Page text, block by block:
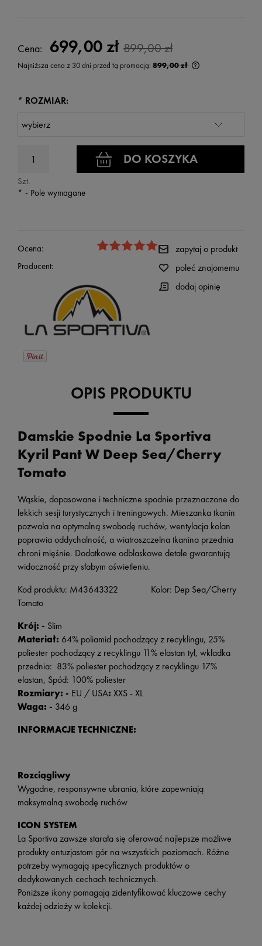
Cena: 699,00 zł 899,00 zł
Najniższa cena z 30 dni przed tą promocją: 899,00 zł
* ROZMIAR:
Szt.
DO KOSZYKA
* - Pole wymagane
Ocena:
Producent:
zapytaj o produkt
poleć znajomemu
dodaj opinię
OPIS PRODUKTU
Damskie Spodnie La Sportiva
Kyril Pant W Deep Sea/Cherry
Tomato
Wąskie, dopasowane i techniczne spodnie przeznaczone do
lekkich sesji turystycznych i treningowych. Mieszanka tkanin
pozwala na optymalną swobodę ruchów, wentylacja kolan
poprawia oddychalność, a wiatroszczelna tkanina przednia
chroni mięśnie. Dodatkowe odblaskowe detale gwarantują
widoczność przy słabym oświetleniu.
Kod produktu: M43643322 Kolor: Dep Sea/Cherry
Tomato
Krój: - Slim
Materiał: 64% poliamid pochodzący z recyklingu, 25%
poliester pochodzący z recyklingu 11% elastan tył, wkładka
przednia: 83% poliester pochodzący z recyklingu 17%
elastan, Spód: 100% poliester
Rozmiary: - EU / USA: XXS - XL
Waga: - 346 g
INFORMACJE TECHNICZNE:
Rozciągliwy
Wygodne, responsywne ubrania, które zapewniają
maksymalną swobodę ruchów
ICON SYSTEM
La Sportiva zawsze starała się oferować najlepsze możliwe
produkty entuzjastom gór na wszystkich poziomach. Różne
potrzeby wymagają specyficznych produktów o
dedykowanych cechach technicznych.
Poniższe ikony pomagają zidentyfikować kluczowe cechy
każdej odzieży w kolekcji.